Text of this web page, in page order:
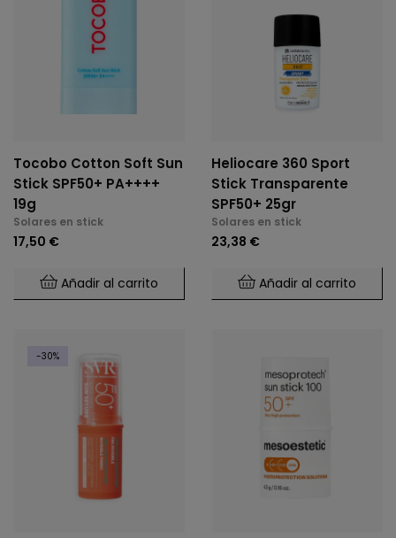
Tocobo Cotton Soft Sun
Stick SPF50+ PA++++
19g
Solares en stick
17,50 €
Añadir al carrito
Heliocare 360 Sport
Stick Transparente
SPF50+ 25gr
Solares en stick
23,38 €
Añadir al carrito
-30%